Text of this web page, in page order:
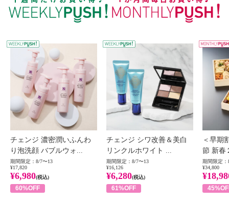
WEEKLY PUSH
チェンジ 濃密潤いふんわ
り泡洗顔 バブルウォ...
期間限定：8/7〜13
¥17,820
¥6,980(税込)
60%OFF
チェンジ シワ改善＆美白
リンクルホワイト ...
期間限定：8/7〜13
¥16,126
¥6,280(税込)
61%OFF
＜早期
節 新春
期間限定：
¥34,800